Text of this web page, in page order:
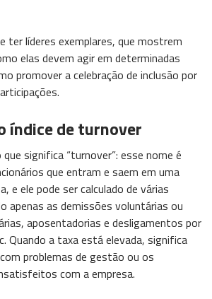
ter líderes exemplares, que mostrem
elas devem agir em determinadas
promover a celebração de inclusão por
índice de turnover
significa “turnover”: esse nome é
que entram e saem em uma
e ele pode ser calculado de várias
apenas as demissões voluntárias ou
aposentadorias e desligamentos por
Quando a taxa está elevada, significa
problemas de gestão ou os
com a empresa.